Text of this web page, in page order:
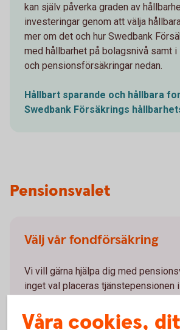
kan själv påverka graden av
investeringar genom att välja
mer om det och hur Swedbank
med hållbarhet på bolagsnivå samt i
och pensionsförsäkringar nedan.
Hållbart sparande och hållbara
Swedbank Försäkrings
Pensionsvalet
Välj vår fondförsäkring
Vi vill gärna hjälpa dig med
inget val placeras tjänstepensionen
Pension.
Våra cookies,